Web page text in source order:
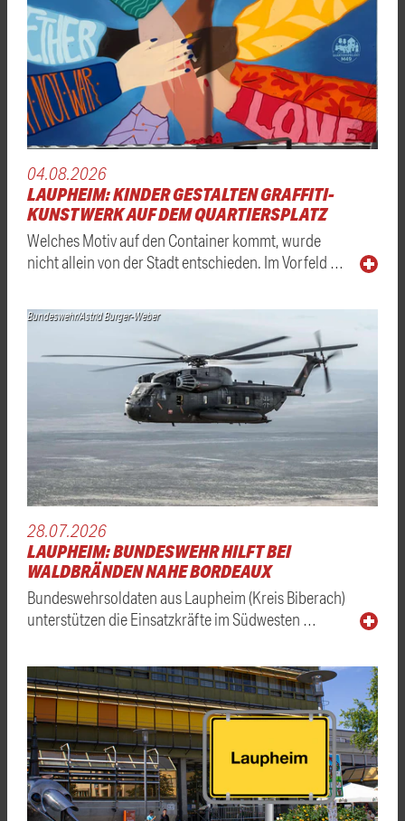
04.08.2026
LAUPHEIM: KINDER GESTALTEN GRAFFITI-
KUNSTWERK AUF DEM QUARTIERSPLATZ
Welches Motiv auf den Container kommt, wurde
nicht allein von der Stadt entschieden. Im Vorfeld …
Bundeswehr/Astrid Burger-Weber
28.07.2026
LAUPHEIM: BUNDESWEHR HILFT BEI
WALDBRÄNDEN NAHE BORDEAUX
Bundeswehrsoldaten aus Laupheim (Kreis Biberach)
unterstützen die Einsatzkräfte im Südwesten …